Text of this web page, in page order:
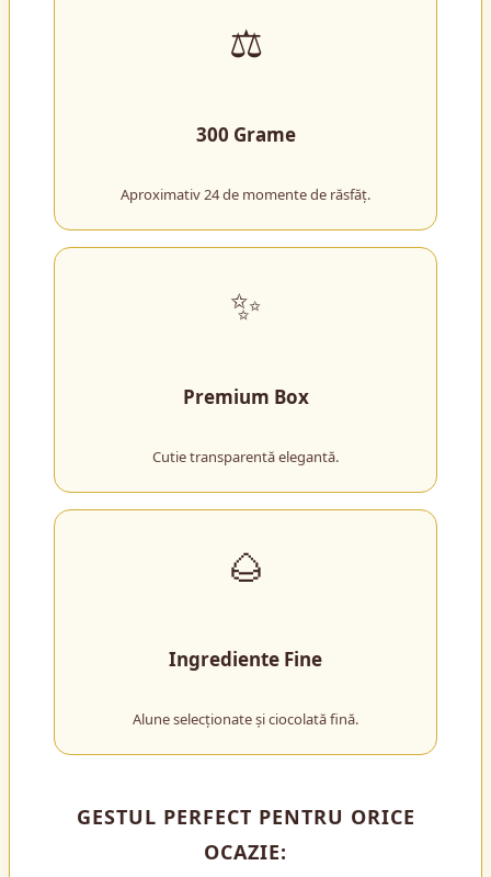
⚖️
300 Grame
Aproximativ 24 de momente de răsfăț.
✨
Premium Box
Cutie transparentă elegantă.
🌰
Ingrediente Fine
Alune selecționate și ciocolată fină.
GESTUL PERFECT PENTRU ORICE
OCAZIE: